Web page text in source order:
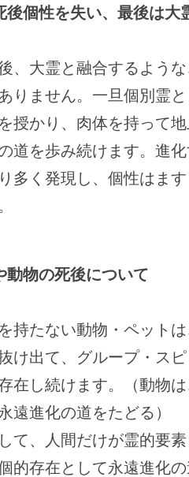
後個性を失い、最後は大
、大霊と融合するよう
りません。一旦個別霊
授かり、肉体を持って
道を歩み続けます。進
多く発現し、個性はま
動物の死後について
持たない動物・ペット
け出て、グループ・ス
在し続けます。（動物
遠進化の道をたどる）
て、人間だけが霊的要
的存在として永遠進化